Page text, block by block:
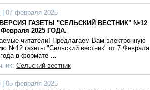
07 февраля 2025
ВЕРСИЯ ГАЗЕТЫ "СЕЛЬСКИЙ ВЕСТНИК" №12
2025 ГОДА.
читатели! Предлагаем Вам электронную
№12 газеты "Сельский вестник" от 7 Февраля
в формате …
Сельский вестник
05 февраля 2025